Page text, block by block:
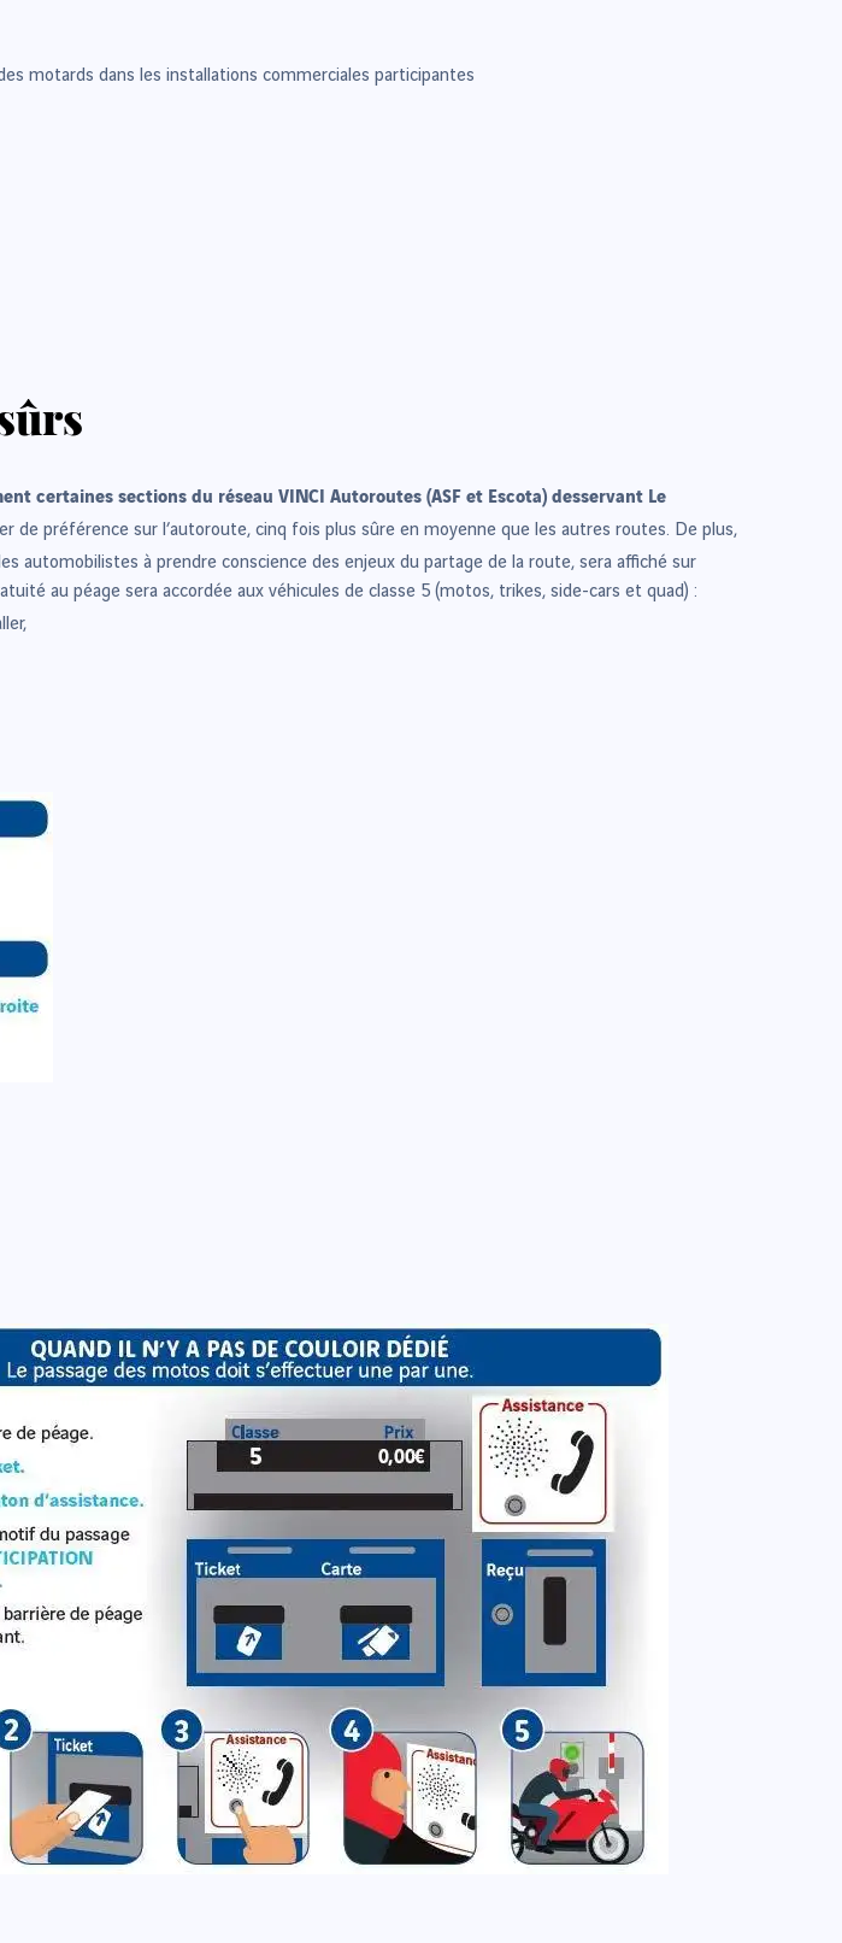
motards dans les installations commerciales participantes
certaines sections du réseau VINCI Autoroutes (ASF et Escota) desservant Le
de préférence sur l’autoroute, cinq fois plus sûre en moyenne que les autres routes. De plus,
automobilistes à prendre conscience des enjeux du partage de la route, sera affiché sur
au péage sera accordée aux véhicules de classe 5 (motos, trikes, side-cars et quad) :